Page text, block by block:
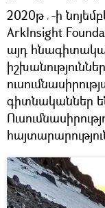
2020թ․-ի
ArkInsight
այդ
գիտնականներ